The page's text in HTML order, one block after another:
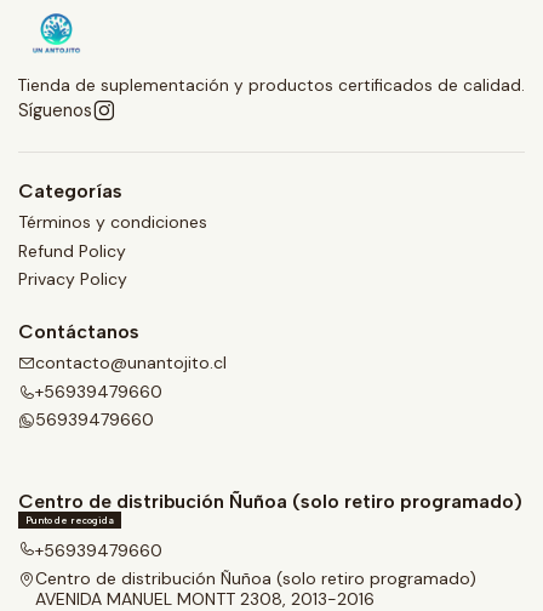
Tienda de suplementación y productos certificados de calidad.
Síguenos
Categorías
Términos y condiciones
Refund Policy
Privacy Policy
Contáctanos
contacto@unantojito.cl
+56939479660
56939479660
Centro de distribución Ñuñoa (solo retiro programado)
Punto de recogida
+56939479660
Centro de distribución Ñuñoa (solo retiro programado)
AVENIDA MANUEL MONTT 2308, 2013-2016